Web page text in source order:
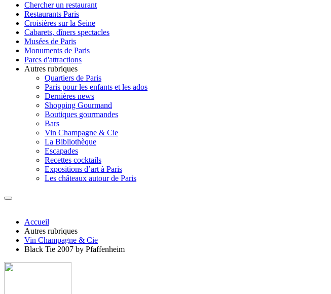
Chercher un restaurant
Restaurants Paris
Croisières sur la Seine
Cabarets, dîners spectacles
Musées de Paris
Monuments de Paris
Parcs d'attractions
Autres rubriques
Quartiers de Paris
Paris pour les enfants et les ados
Dernières news
Shopping Gourmand
Boutiques gourmandes
Bars
Vin Champagne & Cie
La Bibliothèque
Escapades
Recettes cocktails
Expositions d’art à Paris
Les châteaux autour de Paris
Accueil
Autres rubriques
Vin Champagne & Cie
Black Tie 2007 by Pfaffenheim